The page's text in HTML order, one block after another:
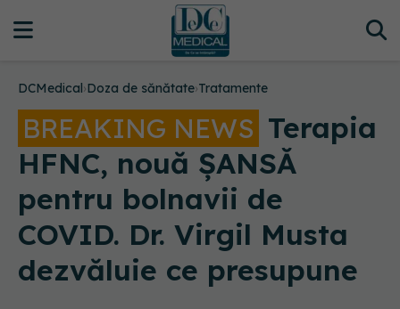
DCMedical›Doza de sănătate›Tratamente
BREAKING NEWS Terapia
HFNC, nouă ȘANSĂ
pentru bolnavii de
COVID. Dr. Virgil Musta
dezvăluie ce presupune